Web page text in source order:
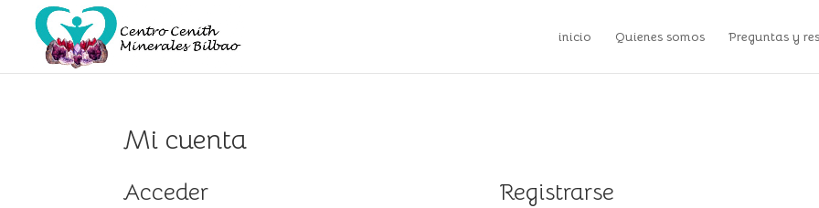
inicio Quienes somos Preguntas y
Mi cuenta
Acceder Registrarse